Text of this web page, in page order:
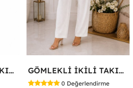
GÖMLEKLİ İKİLİ TAKIM Kırmızı GÖMLEKLİ İKİLİ TAKIM Beyaz
0 Değerlendirme